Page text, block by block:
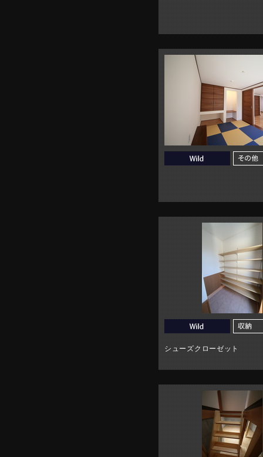
シューズクローゼット